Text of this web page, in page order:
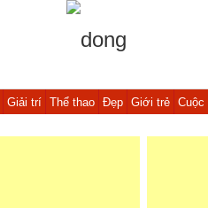
Giải trí Thể thao Đẹp Giới trẻ Cuộc